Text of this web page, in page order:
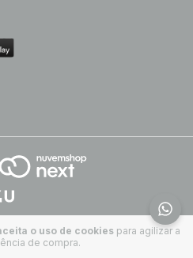
o uso de cookiespara agilizar a
de compra.